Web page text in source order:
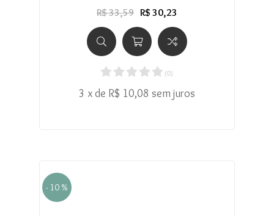
R$ 33,59 R$ 30,23
(0)
3 x de R$ 10,08 sem juros
- 10 %